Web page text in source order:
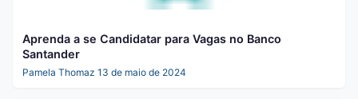
Aprenda a se Candidatar para Vagas no Banco
Santander
Pamela Thomaz 13 de maio de 2024